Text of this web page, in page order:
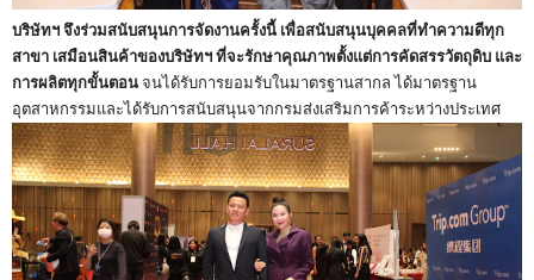
บริษัทฯ จึงร่วมสนับสนุนการจัดงานครั้งนี้ เพื่อสนับสนุนบุคคลที่ทำความดีทุก
สาขา เสมือนสินค้าของบริษัทฯ ที่จะรักษาคุณภาพตั้งแต่การคัดสรรวัตถุดิบ และ
การผลิตทุกขั้นตอน จนได้รับการยอมรับในมาตรฐานสากล ได้มาตรฐาน
อุตสาหกรรมและได้รับการสนับสนุนจากกรมส่งเสริมการค้าระหว่างประเทศ